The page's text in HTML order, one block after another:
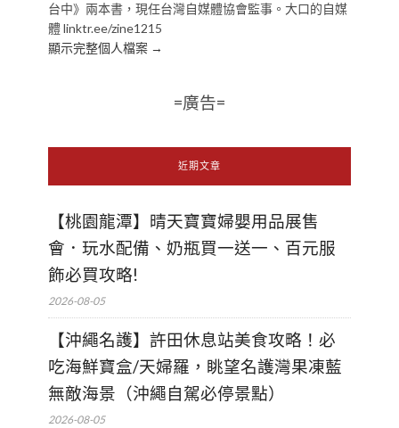
台中》兩本書，現任台灣自媒體協會監事。大口的自媒
體 linktr.ee/zine1215
顯示完整個人檔案 →
=廣告=
近期文章
【桃園龍潭】晴天寶寶婦嬰用品展售
會．玩水配備、奶瓶買一送一、百元服
飾必買攻略!
2026-08-05
【沖繩名護】許田休息站美食攻略！必
吃海鮮寶盒/天婦羅，眺望名護灣果凍藍
無敵海景（沖繩自駕必停景點）
2026-08-05